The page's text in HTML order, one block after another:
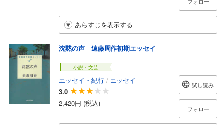
あらすじを表示する
沈黙の声 遠藤周作初期エッセイ
小説・文芸
エッセイ・紀行 / エッセイ
3.0
2,420円 (税込)
試し読み
フォロー